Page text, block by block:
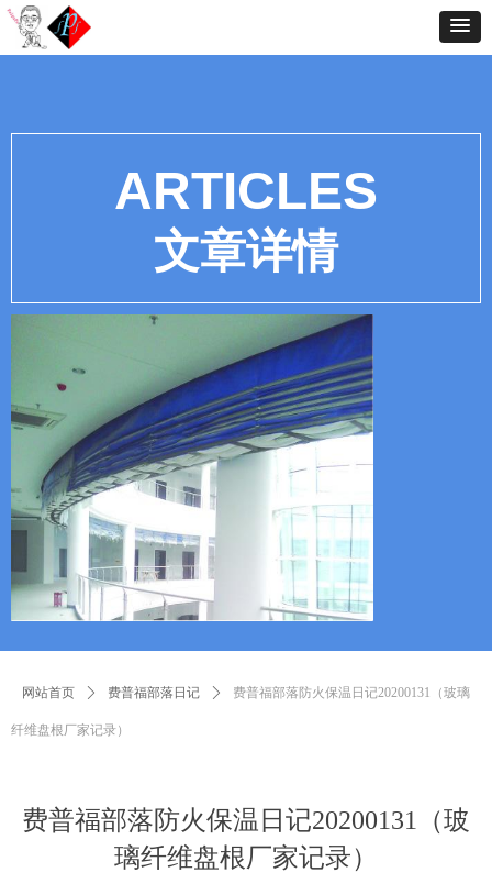
网站首页 ꄲ 费普福部落日记 ꄲ 费普福部落防火保温日记20200131（玻璃
纤维盘根厂家记录）
ARTICLES
文章详情
费普福部落防火保温日记20200131（玻
璃纤维盘根厂家记录）